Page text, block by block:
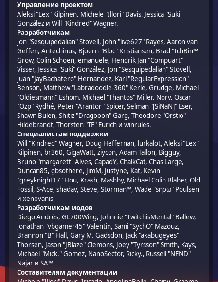
Управление проектом
Aleksi "Lex" Kilpinen, Michele "Illori" Davis, Jessica "Suki"
González и Will "Kindred" Wagner.
Разработчикам
Jon "Sesquipedalian" Stovell, John "live627" Rayes, Aaron van
Geffen, Antechinus, Bjoern "Bloc" Kristiansen, Brad "IchBin™"
Grow, Colin Schoen, emanuele, Hendrik Jan "Compuart"
Visser, Jessica "Suki" González, Jon "Sesquipedalian" Stovell,
Juan "JayBachatero" Hernandez, Karl "RegularExpression"
Benson, Matthew "Labradoodle-360" Kerle, Grudge, Michael
"Oldiesmann" Eshom, Michael "Thantos" Miller, Norv, Oscar
"Ozp" Rydhé, Peter "Arantor" Spicer, Selman "[SiNaN]" Eser,
Shawn Bulen, Shitiz "Dragooon" Garg, Theodore "Orstio"
Hildebrandt, Thorsten "TE" Eurich и winrules.
Специалистам поддержки
Will "Kindred" Wagner, Doug Heffernan, lurkalot, Aleksi "Lex"
Kilpinen, br360, GigaWatt, ziycon, Adam Tallon, Bigguy,
Bruno "margarett" Alves, CapadY, ChalkCat, Chas Large,
Duncan85, gbsothere, JimM, Justyne, Kat, Kevin
"greyknight17" Hou, Krash, Mashby, Michael Colin Blaber, Old
Fossil, S-Ace, shadav, Steve, Storman™, Wade "sησω" Poulsen
и xenovanis.
Разработчикам модов
Diego Andrés, GL700Wing, Johnnie "TwitchisMental" Ballew,
Jonathan "vbgamer45" Valentin, Sami "SychO" Mazouz,
Brannon "B" Hall, Gary M. Gadsdon, Jack "akabugeyes"
Thorsen, Jason "JBlaze" Clemons, Joey "Tyrsson" Smith, Kays,
Michael "Mick." Gomez, NanoSector, Ricky., Russell "NEND"
Najar и SA™.
Составителям документации